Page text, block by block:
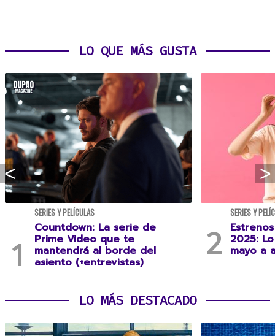
LO QUE MÁS GUSTA
SERIES Y PELÍCULAS
Countdown: La serie de
Prime Video que te
mantendrá al borde del
asiento (+entrevistas)
SERIES Y
2025:
mayo a
LO MÁS DESTACADO